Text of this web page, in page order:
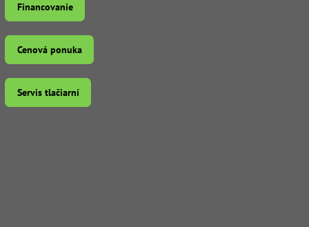
Financovanie
Cenová ponuka
Servis tlačiarní